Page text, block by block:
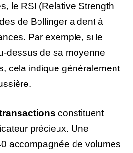
le RSI (Relative Strength
de Bollinger aident à
Par exemple, si le
dessus de sa moyenne
cela indique généralement
constituent
précieux. Une
accompagnée de volumes